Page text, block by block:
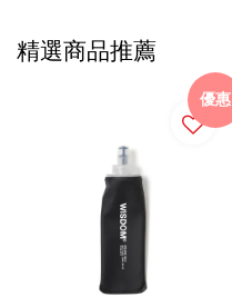
精選商品推薦
優惠